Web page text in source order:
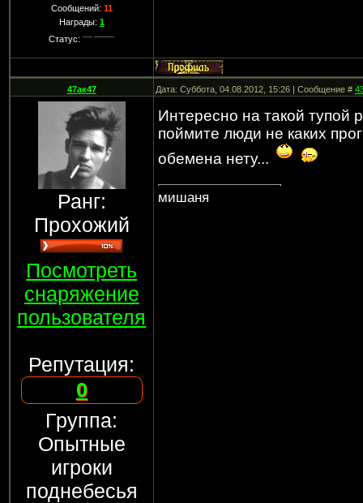
Сообщений: 11
Награды: 1
Статус:
47ак47 Дата: Суббота, 04.08.2012, 15:26 | Сообщение #
Ранг:
Прохожий
Посмотреть
снаряжение
пользователя
Репутация:
0
Группа:
Опытные
игроки
поднебесья
Интересно на такой тупой
поймите люди не каких
обемена нету...
мишаня